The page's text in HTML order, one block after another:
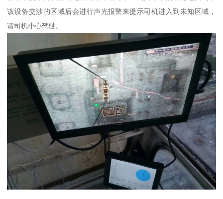
该设备交涉的区域后会进行声光报警来提示司机进入到未知区域，
请司机小心驾驶。